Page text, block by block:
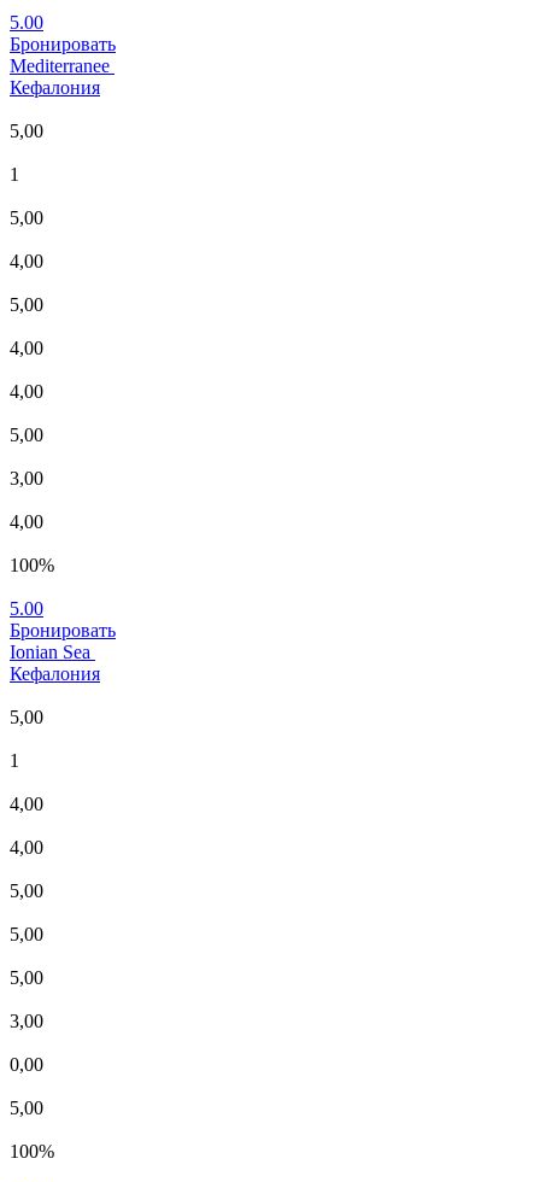
5.00
Бронировать
Mediterranee
Кефалония
5,00
1
5,00
4,00
5,00
4,00
4,00
5,00
3,00
4,00
100%
5.00
Бронировать
Ionian Sea
Кефалония
5,00
1
4,00
4,00
5,00
5,00
5,00
3,00
0,00
5,00
100%